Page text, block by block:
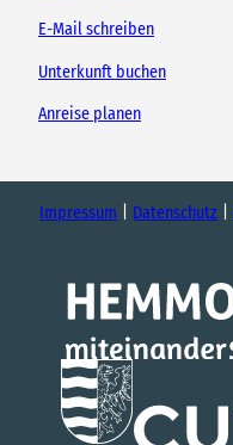
E-Mail schreiben
Unterkunft buchen
Anreise planen
Impressum Datenschutz